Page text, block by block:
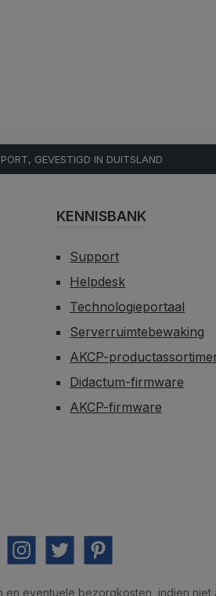
GEVESTIGD IN DUITSLAND
KENNISBANK
Support
Helpdesk
Technologieportaal
Serverruimtebewaking
AKCP-
Didactum-firmware
AKCP-firmware
InstagramTwitter Pinterest
en eventuele bezorgkosten, indien niet